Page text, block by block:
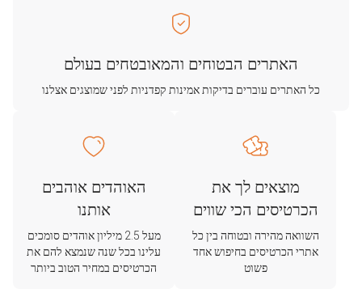
האתרים הבטוחים והמאובטחים בעולם
כל האתרים עוברים בדיקות אמינות קפדניות לפני שמוצגים אצלנו
מוצאים לך את
הכרטיסים הכי שווים
השוואה מהירה ובטוחה בין כל
אתרי הכרטיסים בחיפוש אחד
פשוט
האוהדים אוהבים
אותנו
מעל 2.5 מיליון אוהדים סומכים
עלינו בכל שנה שנמצא להם את
הכרטיסים במחיר הטוב ביותר